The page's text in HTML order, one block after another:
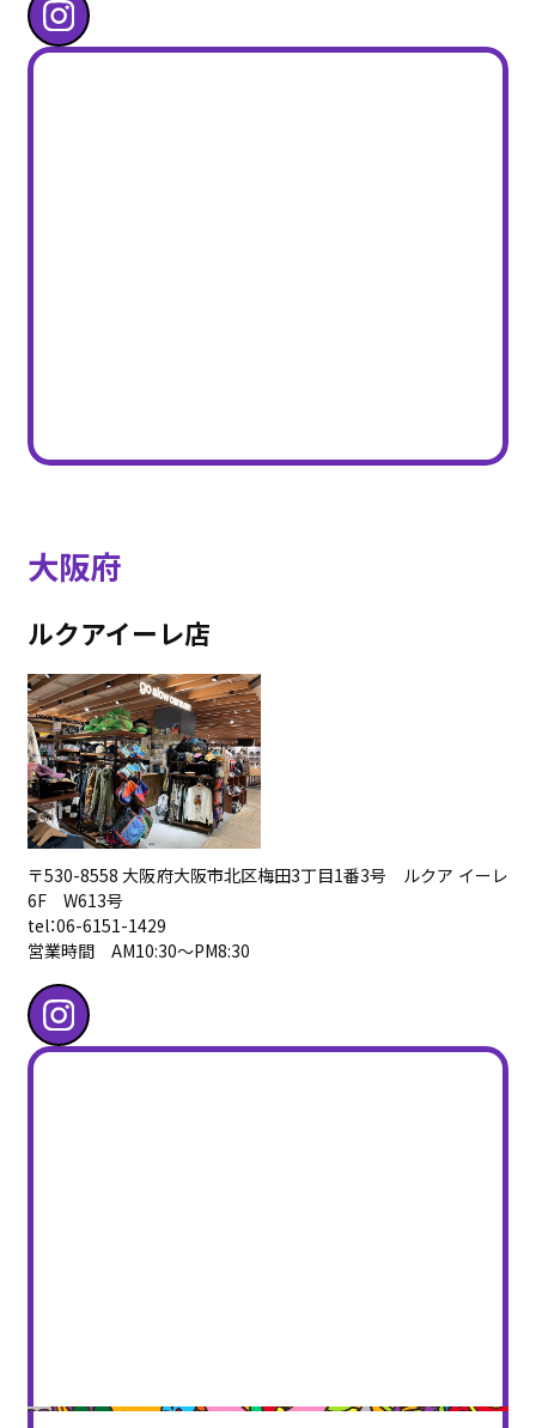
大阪府
ルクアイーレ店
〒530-8558 大阪府大阪市北区梅田3丁目1番3号 ルクア イーレ
6F W613号
tel：06-6151-1429
営業時間 AM10:30〜PM8:30